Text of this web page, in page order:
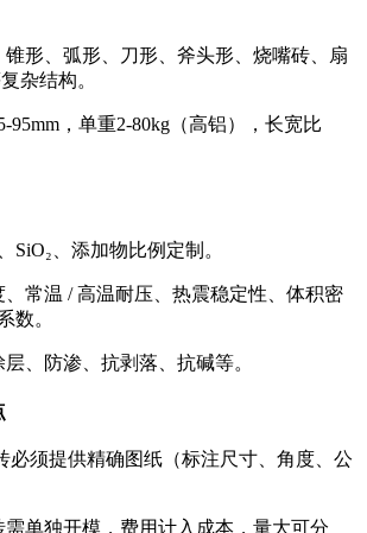
形、弧形、刀形、斧头形、烧嘴砖、扇
杂结构。
95mm，单重2-80kg（高铝），长宽比
SiO₂、添加物比例定制。
常温 / 高温耐压、热震稳定性、体积密
数。
、防渗、抗剥落、抗碱等。
必须提供精确图纸（标注尺寸、角度、公
单独开模，费用计入成本，量大可分